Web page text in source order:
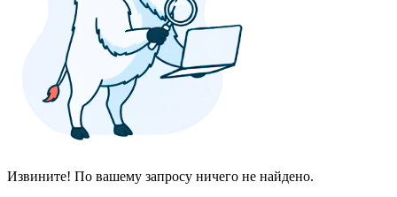
Извините! По вашему запросу ничего не найдено.